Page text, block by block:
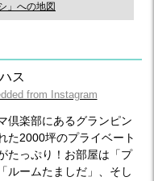
」への地図
from Instagram
倶楽部にあるグランピン
た2000坪のプライベート
たっぷり！お部屋は「プ
ルームたましだ」、そし